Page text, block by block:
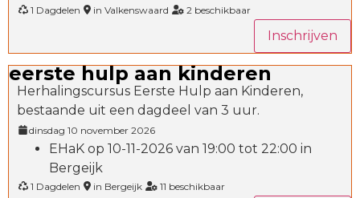
1 Dagdelen in Valkenswaard 2 beschikbaar
Inschrijven
eerste hulp aan kinderen
Herhalingscursus Eerste Hulp aan Kinderen,
bestaande uit een dagdeel van 3 uur.
dinsdag 10 november 2026
EHaK op 10-11-2026 van 19:00 tot 22:00 in
Bergeijk
1 Dagdelen in Bergeijk 11 beschikbaar